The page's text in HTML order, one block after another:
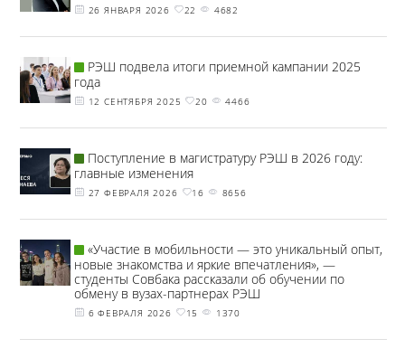
26 ЯНВАРЯ 2026 22 4682
РЭШ подвела итоги приемной кампании 2025
года
12 СЕНТЯБРЯ 2025 20 4466
Поступление в магистратуру РЭШ в 2026 году:
главные изменения
27 ФЕВРАЛЯ 2026 16 8656
«Участие в мобильности — это уникальный опыт,
новые знакомства и яркие впечатления», —
студенты Совбака рассказали об обучении по
обмену в вузах-партнерах РЭШ
6 ФЕВРАЛЯ 2026 15 1370